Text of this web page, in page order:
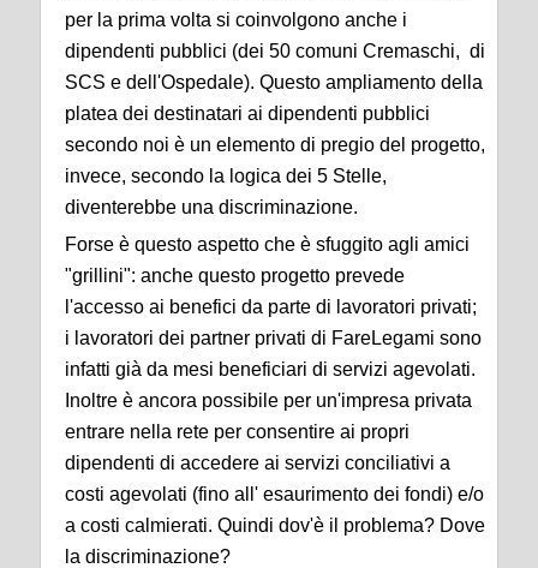
per la prima volta si coinvolgono anche i
dipendenti pubblici (dei 50 comuni Cremaschi, di
SCS e dell'Ospedale). Questo ampliamento della
platea dei destinatari ai dipendenti pubblici
secondo noi è un elemento di pregio del progetto,
invece, secondo la logica dei 5 Stelle,
diventerebbe una discriminazione.
Forse è questo aspetto che è sfuggito agli amici
"grillini": anche questo progetto prevede
l'accesso ai benefici da parte di lavoratori privati;
i lavoratori dei partner privati di FareLegami sono
infatti già da mesi beneficiari di servizi agevolati.
Inoltre è ancora possibile per un'impresa privata
entrare nella rete per consentire ai propri
dipendenti di accedere ai servizi conciliativi a
costi agevolati (fino all' esaurimento dei fondi) e/o
a costi calmierati. Quindi dov'è il problema? Dove
la discriminazione?